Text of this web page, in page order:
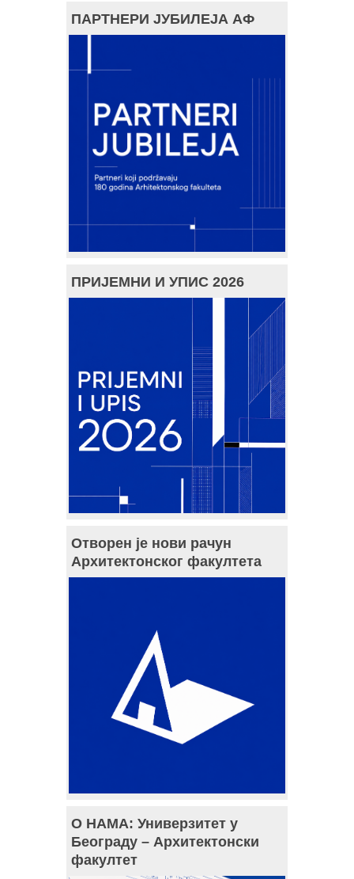
ПАРТНЕРИ ЈУБИЛЕЈА АФ
ПРИЈЕМНИ И УПИС 2026
Отворен је нови рачун
Архитектонског факултета
О НАМА: Универзитет у
Београду – Архитектонски
факултет